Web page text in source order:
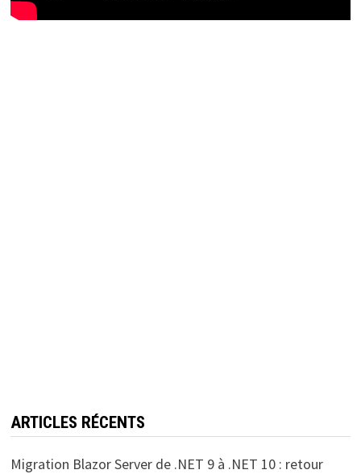
ARTICLES RÉCENTS
Migration Blazor Server de .NET 9 à .NET 10 : retour